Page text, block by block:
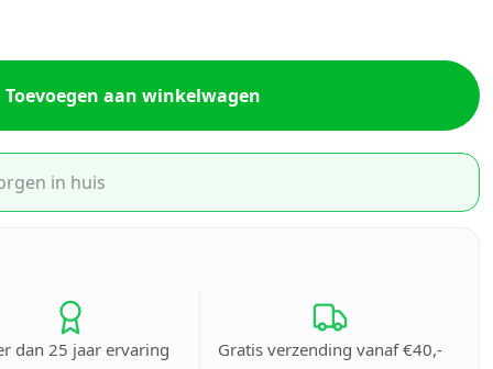
Toevoegen aan winkelwagen
in huis
dan 25 jaar ervaring Gratis verzending vanaf €40,-